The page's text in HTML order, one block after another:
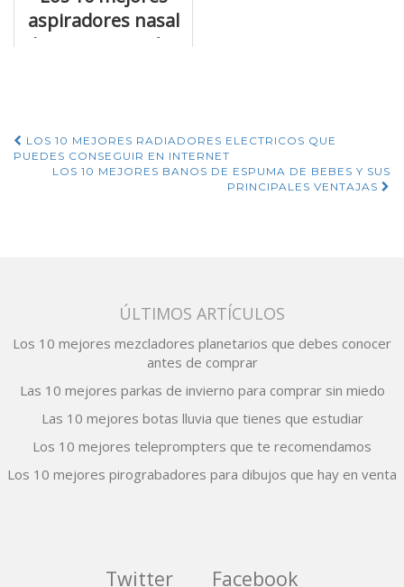
aspiradores nasal
chicco y por qué te
Navegación
LOS 10 MEJORES RADIADORES ELECTRICOS QUE
PUEDES CONSEGUIR EN INTERNET
LOS 10 MEJORES BANOS DE ESPUMA DE BEBES Y SUS
PRINCIPALES VENTAJAS
ÚLTIMOS ARTÍCULOS
Los 10 mejores mezcladores planetarios que debes conocer
antes de comprar
Las 10 mejores parkas de invierno para comprar sin miedo
Las 10 mejores botas lluvia que tienes que estudiar
Los 10 mejores teleprompters que te recomendamos
Los 10 mejores pirograbadores para dibujos que hay en venta
Twitter Facebook